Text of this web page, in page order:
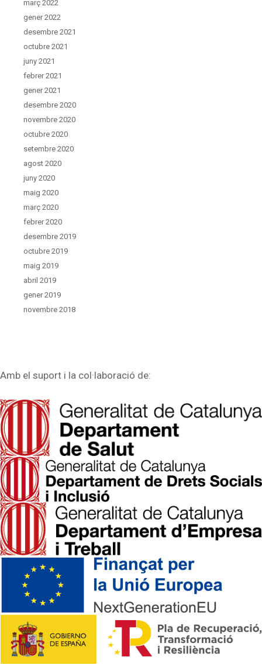
març 2022
gener 2022
desembre 2021
octubre 2021
juny 2021
febrer 2021
gener 2021
desembre 2020
novembre 2020
octubre 2020
setembre 2020
agost 2020
juny 2020
maig 2020
març 2020
febrer 2020
desembre 2019
octubre 2019
maig 2019
abril 2019
gener 2019
novembre 2018
Amb el suport i la col·laboració de: